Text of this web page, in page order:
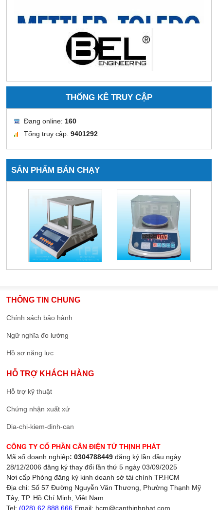
THỐNG KÊ TRUY CẬP
Đang online: 160
Tổng truy cập:9401292
SẢN PHẨM BÁN CHẠY
THÔNG TIN CHUNG
Chính sách bảo hành
Ngữ nghĩa đo lường
Hồ sơ năng lực
HỖ TRỢ KHÁCH HÀNG
Hỗ trợ kỹ thuật
Chứng nhận xuất xứ
Dia-chi-kiem-dinh-can
CÔNG TY CỔ PHẦN CÂN ĐIỆN TỬ THỊNH PHÁT
Mã số doanh nghiệp: 0304788449 đăng ký lần đầu ngày
28/12/2006 đăng ký thay đổi lần thứ 5 ngày 03/09/2025
Nơi cấp Phòng đăng ký kinh doanh sở tài chính TP.HCM
Địa chỉ: Số 57 Đường Nguyễn Văn Thương, Phường Thạnh Mỹ
Tây, TP. Hồ Chí Minh, Việt Nam
Tel:(028) 62.888.666 Email: hcm@canthinhphat.com